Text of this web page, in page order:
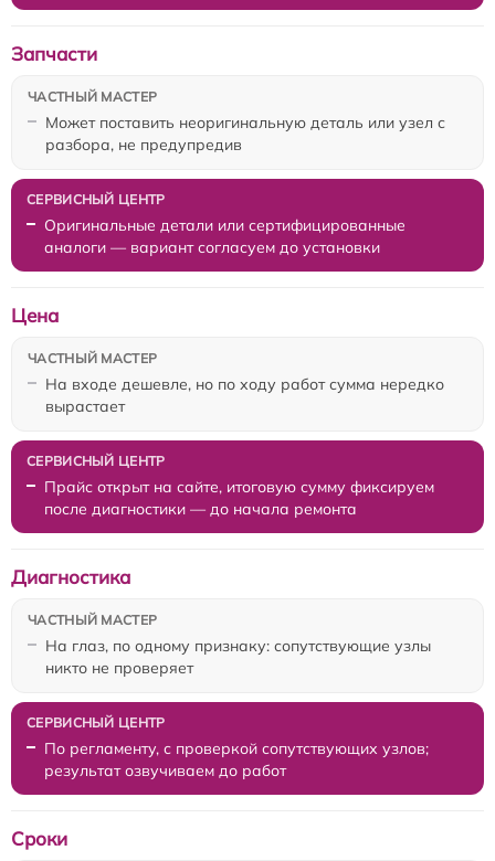
Может поставить неоригинальную деталь или узел с
разбора, не предупредив
Запчасти
Оригинальные детали или сертифицированные
аналоги — вариант согласуем до установки
На входе дешевле, но по ходу работ сумма нередко
вырастает
Цена
Прайс открыт на сайте, итоговую сумму фиксируем
после диагностики — до начала ремонта
На глаз, по одному признаку: сопутствующие узлы
никто не проверяет
Диагностика
По регламенту, с проверкой сопутствующих узлов;
результат озвучиваем до работ
Сроки